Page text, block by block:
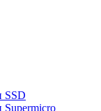
SSD
Supermicro